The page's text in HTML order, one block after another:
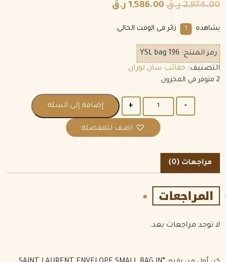
2,974.00 ر.ق 1,586.00 ر.ق
يشاهده 1 زائر فى الوقت الحالي.
رمز المنتج: YSL bag 196
التصنيف: حقائب سان لوران
2 متوفر في المخزون
إضافة إلى السلة
اضف للمفضلة
مراجعات (0)
المراجعات
لا توجد مراجعات بعد.